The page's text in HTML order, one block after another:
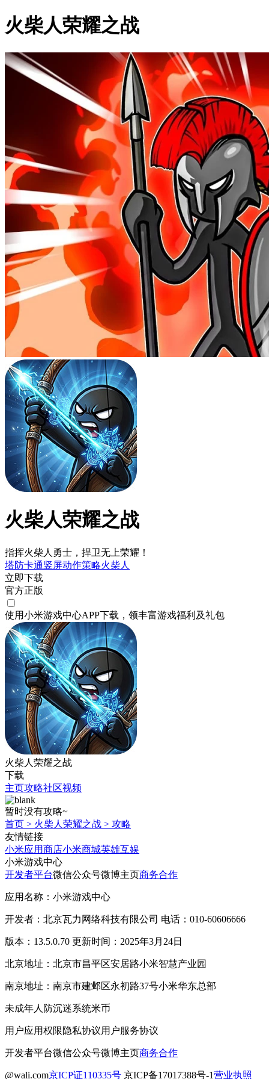
火柴人荣耀之战
火柴人荣耀之战
指挥火柴人勇士，捍卫无上荣耀！
塔防卡通竖屏动作策略火柴人
立即下载
官方正版
使用小米游戏中心APP下载 ，领丰富游戏福利 及礼包
火柴人荣耀之战
下载
主页攻略社区视频
暂时没有攻略~
首页 > 火柴人荣耀之战 > 攻略
友情链接
小米应用商店小米商城英雄互娱
小米游戏中心
开发者平台微信公众号微博主页商务合作
应用名称：小米游戏中心
开发者：北京瓦力网络科技有限公司 电话：010-60606666
版本：13.5.0.70 更新时间：2025年3月24日
北京地址：北京市昌平区安居路小米智慧产业园
南京地址：南京市建邺区永初路37号小米华东总部
未成年人防沉迷系统米币
用户应用权限隐私协议用户服务协议
开发者平台微信公众号微博主页商务合作
@wali.com京ICP证110335号 京ICP备17017388号-1营业执照